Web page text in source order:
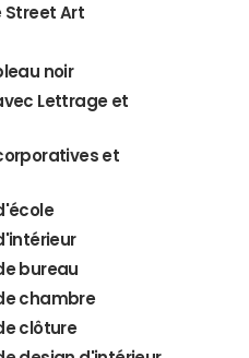
Street Art
noir
Lettrage et
et
bureau
chambre
clôture